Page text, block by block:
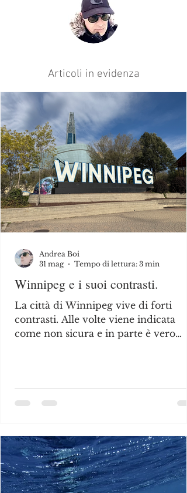
Articoli in evidenza
Winnipeg e i suoi contrasti.
La città di Winnipeg vive di forti
contrasti. Alle volte viene indicata
come non sicura e in parte è vero
Andrea Boi
31 mag
Tempo di lettura: 3 min